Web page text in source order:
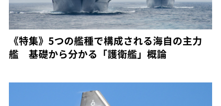
《特集》5つの艦種で構成される海自の主力
艦 基礎から分かる「護衛艦」概論